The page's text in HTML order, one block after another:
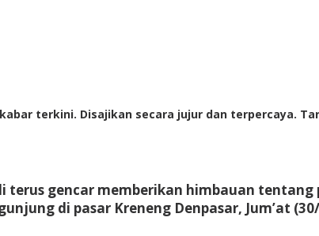
terkini. Disajikan secara jujur dan terpercaya.
terus gencar memberikan himbauan
di pasar Kreneng Denpasar, Jum’at